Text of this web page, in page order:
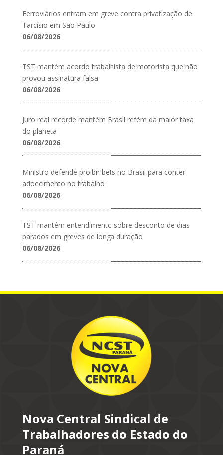
Ferroviários entram em greve contra privatização de
Tarcísio em São Paulo
06/08/2026
TST mantém acordo trabalhista de motorista que não
provou assinatura falsa
06/08/2026
Juro real recorde mantém Brasil refém da maior taxa
do planeta
06/08/2026
Ministro defende proibir bets no Brasil para conter
adoecimento no trabalho
06/08/2026
TST mantém entendimento sobre desconto de dias
parados em greves de longa duração
06/08/2026
Nova Central Sindical de
Trabalhadores do Estado do
Paraná